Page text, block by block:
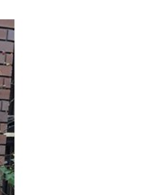
東京都の食材を使った料理教室
働く・学ぶ
─ 農業
─ 森林・林業
─ 水産業
─ ライブラリー
子供向け学習コンテンツ
─ MOGUHAPI モグハピ！